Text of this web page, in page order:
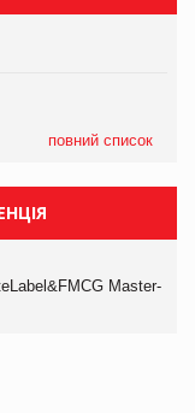
повний список
Master-